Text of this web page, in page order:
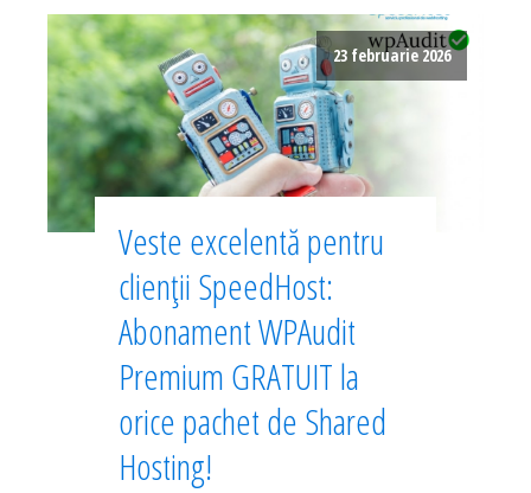
23 februarie 2026
Veste excelentă pentru
clienții SpeedHost:
Abonament WPAudit
Premium GRATUIT la
orice pachet de Shared
Hosting!